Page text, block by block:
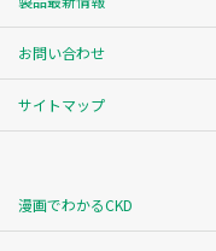
お問い合わせ
サイトマップ
漫画でわかるCKD